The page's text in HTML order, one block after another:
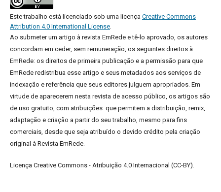
Este trabalho está licenciado sob uma licença Creative Commons
Attribution 4.0 International License.
Ao submeter um artigo à revista EmRede e tê-lo aprovado, os autores
concordam em ceder, sem remuneração, os seguintes direitos à
EmRede: os direitos de primeira publicação e a permissão para que
EmRede redistribua esse artigo e seus metadados aos serviços de
indexação e referência que seus editores julguem apropriados. Em
virtude de aparecerem nesta revista de acesso público, os artigos são
de uso gratuito, com atribuições que permitem a distribuição, remix,
adaptação e criação a partir do seu trabalho, mesmo para fins
comerciais, desde que seja atribuído o devido crédito pela criação
original à Revista EmRede.
Licença Creative Commons - Atribuição 4.0 Internacional (CC-BY).